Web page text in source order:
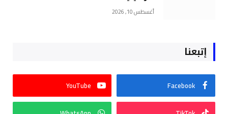
أغسطس 10, 2026
إتبعنا
Facebook
YouTube